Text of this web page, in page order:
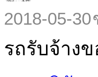
2018-05-30
รถรับจ้าง